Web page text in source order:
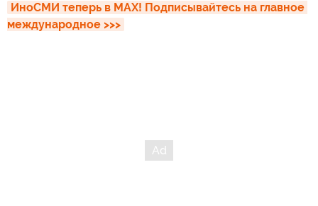
ИноСМИ теперь в MAX! Подписывайтесь на главное
международное >>>